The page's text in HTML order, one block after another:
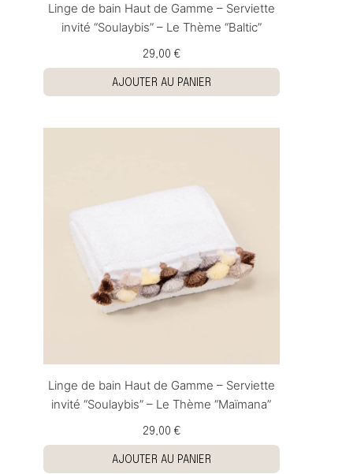
Linge de bain Haut de Gamme – Serviette
invité “Soulaybis” – Le Thème “Baltic”
29,00 €
AJOUTER AU PANIER
Linge de bain Haut de Gamme – Serviette
invité “Soulaybis” – Le Thème “Maïmana”
29,00 €
AJOUTER AU PANIER